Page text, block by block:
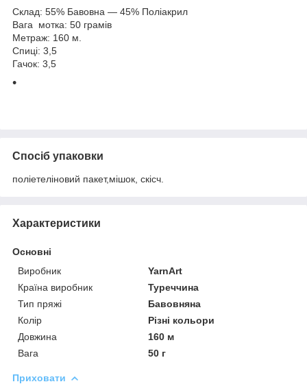
Склад: 55% Бавовна — 45% Поліакрил
Вага мотка: 50 грамів
Метраж: 160 м.
Спиці: 3,5
Гачок: 3,5
Спосіб упаковки
поліетеліновий пакет,мішок, скісч.
Характеристики
Основні
Виробник
YarnArt
Країна виробник
Туреччина
Тип пряжі
Бавовняна
Колір
Різні кольори
Довжина
160 м
Вага
50 г
Приховати